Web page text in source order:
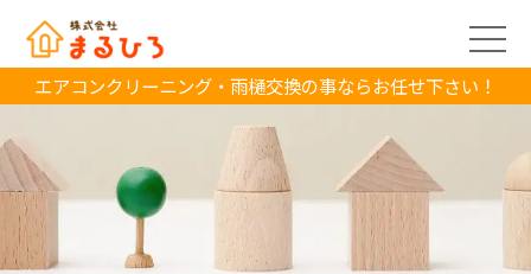
エアコンクリーニング・雨樋交換の事ならお任せ下さい！